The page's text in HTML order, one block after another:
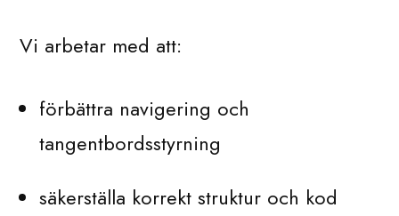
Vi arbetar med att:
förbättra navigering och
tangentbordsstyrning
säkerställa korrekt struktur och kod